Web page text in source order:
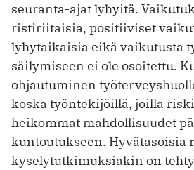
seuranta-­ajat lyhyitä.
risti­riitaisia, positiiviset
lyhytaikaisia eikä vaikutusta
säilymiseen ei ole osoitettu.
ohjautuminen
koska työntekijöillä, joilla
heikommat mahdollisuudet
kuntoutukseen. Hyvätasoisia
kyselytutkimuksiakin on